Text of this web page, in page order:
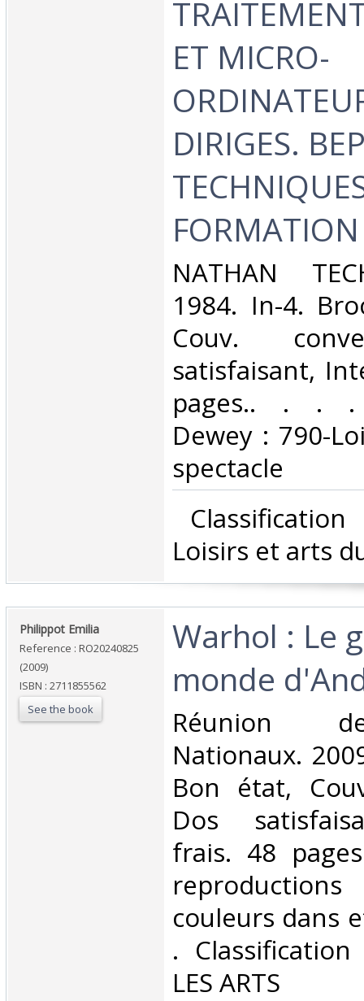
ET MICRO-
DIRIGES.
‎NATHAN
1984. In-4.
Couv.
satisfaisant,
pages.. . . .
Dewey : 790-
spectacle‎
Loisirs et arts
‎Philippot Emilia‎
Reference : RO20240825
(2009)
ISBN : 2711855562
See the book
‎Warhol : Le
monde
‎Réunion
Nationaux.
Bon état,
Dos
frais. 48
couleurs dans
.
LES ARTS‎